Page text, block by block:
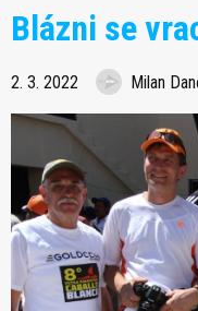
Blázni se
2. 3. 2022 Milan